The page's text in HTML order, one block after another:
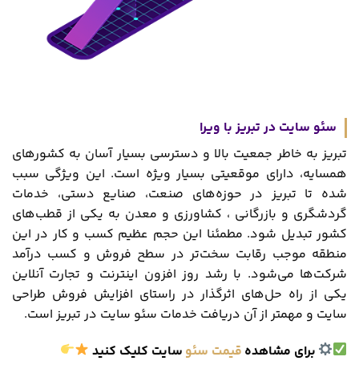
سئو سایت در تبریز با ویرا
تبریز به خاطر جمعیت بالا و دسترسی بسیار آسان به کشورهای
همسایه، دارای موقعیتی بسیار ویژه است. این ویژگی سبب
شده تا تبریز در حوزه‌های صنعت، صنایع ‌دستی، خدمات
گردشگری و بازرگانی ، کشاورزی و معدن به یکی از قطب‌های
کشور تبدیل شود. مطمئنا این حجم عظیم کسب ‌و کار در این
منطقه موجب رقابت سخت‌تر در سطح فروش و کسب درآمد
شرکت‌ها می‌شود. با رشد روز افزون اینترنت و تجارت آنلاین
یکی از راه‌ حل‌های اثرگذار در راستای افزایش فروش طراحی
سایت و مهمتر از آن دریافت خدمات سئو سایت در تبریز است.
برای مشاهده قیمت سئو سایت کلیک کنید